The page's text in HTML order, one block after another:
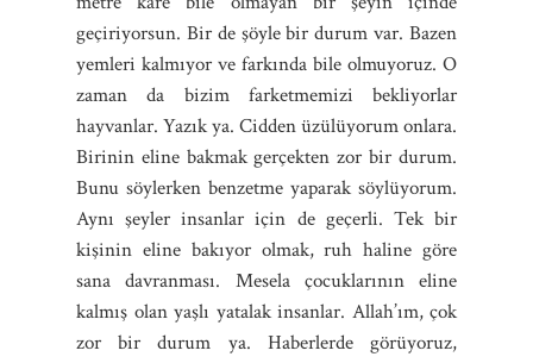
geçiriyorsun. Bir de şöyle bir durum var. Bazen
yemleri kalmıyor ve farkında bile olmuyoruz. O
zaman da bizim farketmemizi bekliyorlar
hayvanlar. Yazık ya. Cidden üzülüyorum onlara.
Birinin eline bakmak gerçekten zor bir durum.
Bunu söylerken benzetme yaparak söylüyorum.
Aynı şeyler insanlar için de geçerli. Tek bir
kişinin eline bakıyor olmak, ruh haline göre
sana davranması. Mesela çocuklarının eline
kalmış olan yaşlı yatalak insanlar. Allah’ım, çok
zor bir durum ya. Haberlerde görüyoruz,